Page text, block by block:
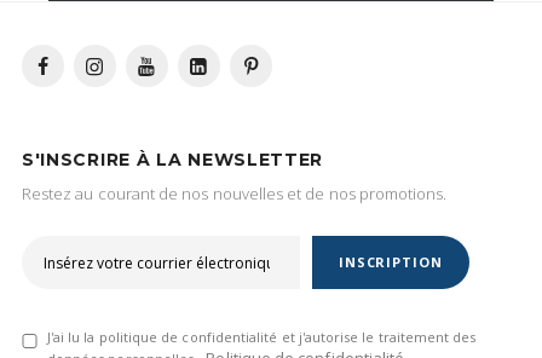
S'INSCRIRE À LA NEWSLETTER
Restez au courant de nos nouvelles et de nos promotions.
J'ai lu la politique de confidentialité et j'autorise le traitement des
INSCRIPTION